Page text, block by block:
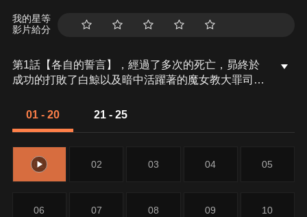
我的星等
影片給分
第1話【各自的誓言】，經過了多次的死亡，昴終於
成功的打敗了白鯨以及暗中活躍著的魔女教大罪司
了痛苦的訣別後，終於和最愛的少女──愛蜜莉雅再
鯨的襲擊，而引起「存在」被抹滅的前例。在白鯨已
被打倒的現在，應該不可能發生的事，又再度向昴襲
捲而來。
01 - 20 21 - 25
01 02 03 04 05
06 07 08 09 10